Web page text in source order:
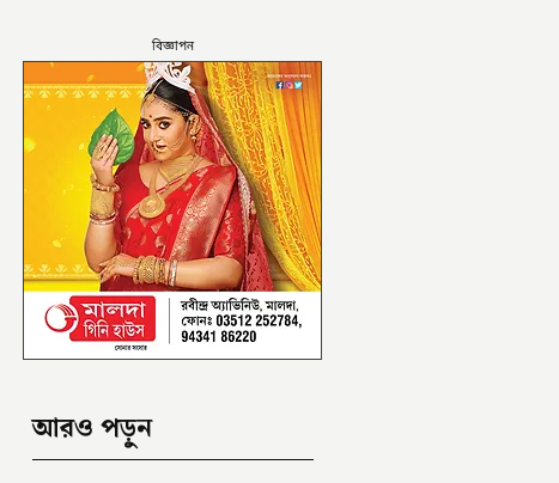
বিজ্ঞাপন
আরও পড়ুন